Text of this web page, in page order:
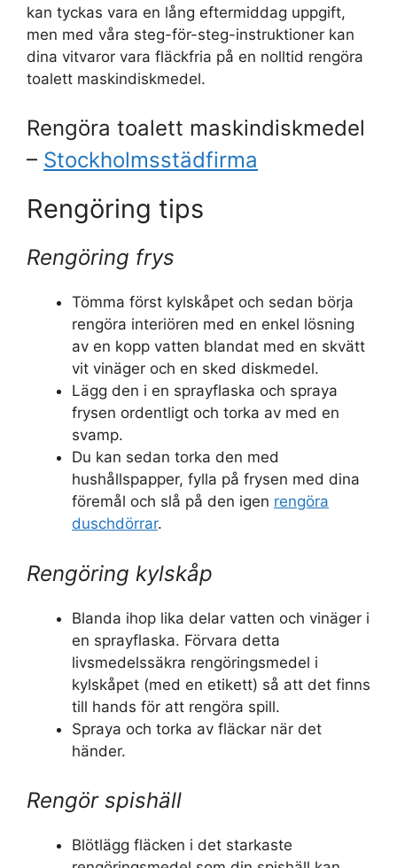
kan tyckas vara en lång eftermiddag uppgift,
men med våra steg-för-steg-instruktioner kan
dina vitvaror vara fläckfria på en nolltid rengöra
toalett maskindiskmedel.
Rengöra toalett maskindiskmedel
– Stockholmsstädfirma
Rengöring tips
Rengöring frys
Tömma först kylskåpet och sedan börja
rengöra interiören med en enkel lösning
av en kopp vatten blandat med en skvätt
vit vinäger och en sked diskmedel.
Lägg den i en sprayflaska och spraya
frysen ordentligt och torka av med en
svamp.
Du kan sedan torka den med
hushållspapper, fylla på frysen med dina
föremål och slå på den igen rengöra
duschdörrar.
Rengöring kylskåp
Blanda ihop lika delar vatten och vinäger i
en sprayflaska. Förvara detta
livsmedelssäkra rengöringsmedel i
kylskåpet (med en etikett) så att det finns
till hands för att rengöra spill.
Spraya och torka av fläckar när det
händer.
Rengör spishäll
Blötlägg fläcken i det starkaste